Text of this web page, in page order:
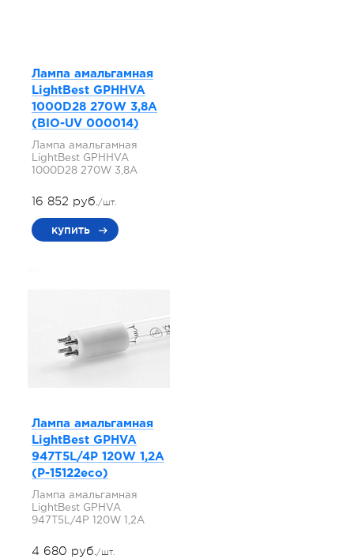
Лампа амальгамная
LightBest GPHHVA
1000D28 270W 3,8A
(BIO-UV 000014)
Лампа амальгамная
LightBest GPHHVA
1000D28 270W 3,8A
16 852 руб./шт.
купить
Лампа амальгамная
LightBest GPHVA
947T5L/4P 120W 1,2A
(P-15122eco)
Лампа амальгамная
LightBest GPHVA
947T5L/4P 120W 1,2A
4 680 руб./шт.